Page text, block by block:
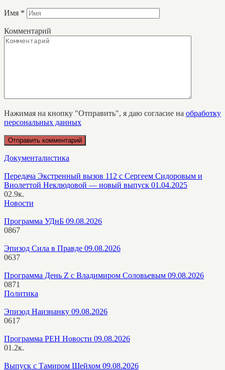
Имя *
Комментарий
Нажимая на кнопку "Отправить", я даю согласие на обработку
персональных данных
Документалистика
Передача Экстренный вызов 112 с Сергеем Сидоровым и
Виолеттой Неклюдовой — новый выпуск 01.04.2025
02.9к.
Новости
Программа УДнБ 09.08.2026
0867
Эпизод Сила в Правде 09.08.2026
0637
Программа День Z с Владимиром Соловьевым 09.08.2026
0871
Политика
Эпизод Наизнанку 09.08.2026
0617
Программа РЕН Новости 09.08.2026
01.2к.
Выпуск с Тамиром Шейхом 09.08.2026